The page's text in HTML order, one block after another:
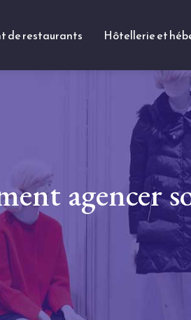
de restaurants Hôtellerie et
agencer